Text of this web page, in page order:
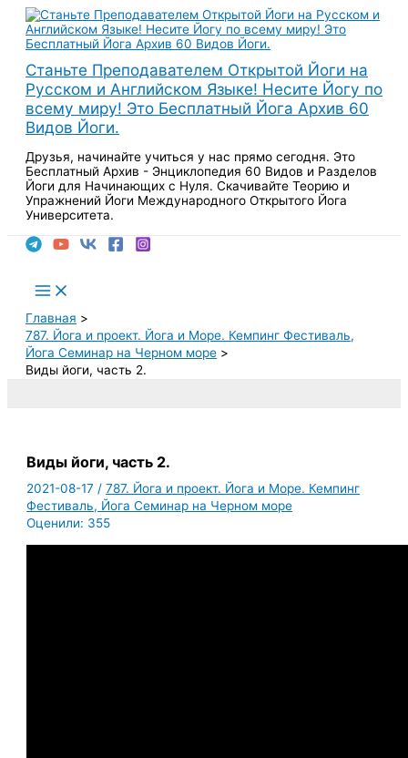
Перейти
содержимому
Станьте Преподавателем Открытой Йоги на
Русском и Английском Языке! Несите Йогу по
всему миру! Это Бесплатный Йога Архив 60
Видов Йоги.
Друзья, начинайте учиться у нас прямо сегодня. Это
Бесплатный Архив - Энциклопедия 60 Видов и Разделов
Йоги для Начинающих с Нуля. Скачивайте Теорию и
Упражнений Йоги Международного Открытого Йога
Университета.
Main
Menu
Главная
787. Йога и проект. Йога и Море. Кемпинг Фестиваль,
Йога Семинар на Черном море
Виды йоги, часть 2.
Виды йоги, часть 2.
2021-08-17/787. Йога и проект. Йога и Море. Кемпинг
Фестиваль, Йога Семинар на Черном море
Оценили: 355